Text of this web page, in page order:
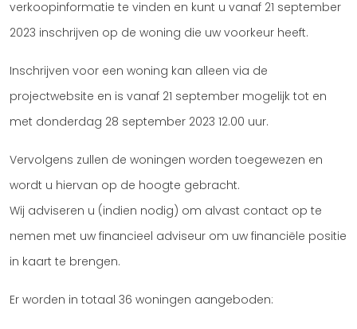
verkoopinformatie te vinden en kunt u vanaf 21 september
2023 inschrijven op de woning die uw voorkeur heeft.
Inschrijven voor een woning kan alleen via de
projectwebsite en is vanaf 21 september mogelijk tot en
met donderdag 28 september 2023 12.00 uur.
Vervolgens zullen de woningen worden toegewezen en
wordt u hiervan op de hoogte gebracht.
Wij adviseren u (indien nodig) om alvast contact op te
nemen met uw financieel adviseur om uw financiële positie
in kaart te brengen.
Er worden in totaal 36 woningen aangeboden: